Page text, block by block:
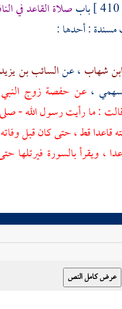
بابصلاة القاعد في
مسندة : أحدها :
ابن شهاب ، عنالسائب بن يزيد
،عن حفصةزوج
: ما رأيت رسول الله -
قاعدا قط ، حتى كان قبل
، ويقرأ بالسورة